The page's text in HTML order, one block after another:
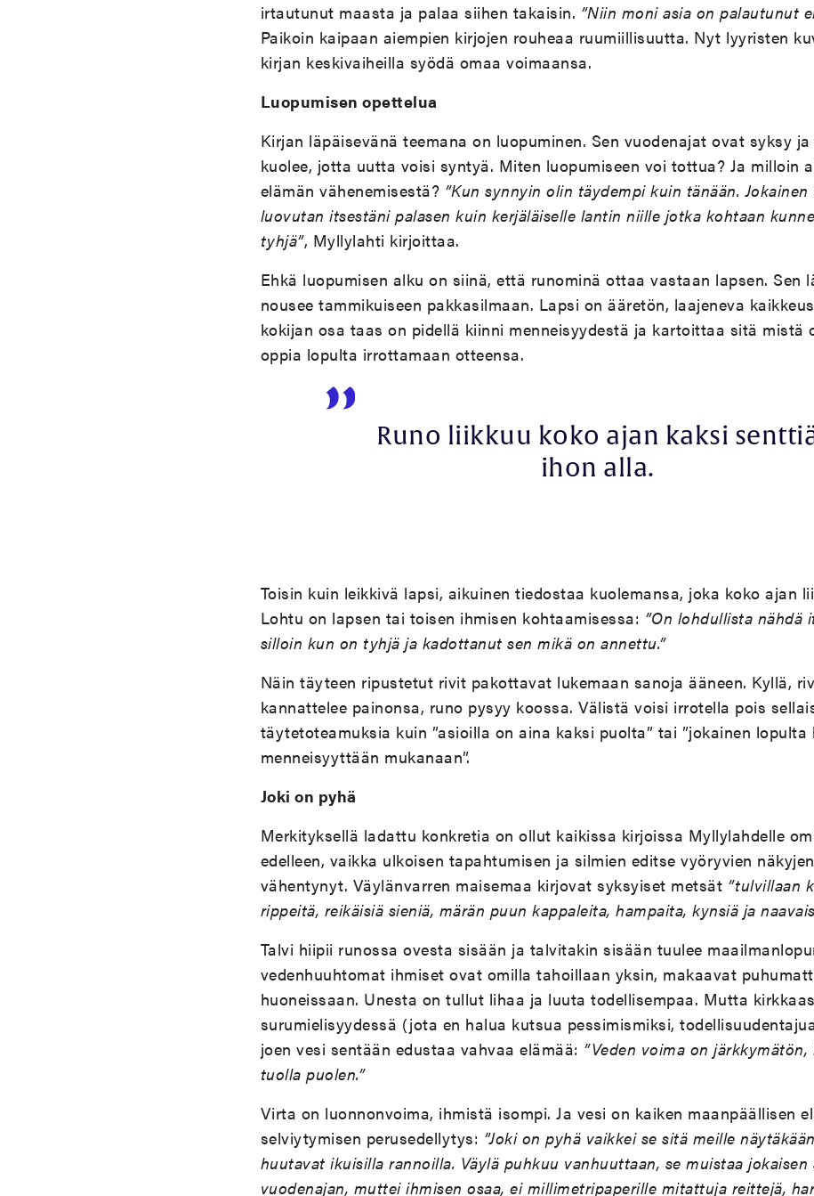
irtautunut maasta ja palaa siihen takaisin. ”Niin moni asia on palautunut
Paikoin kaipaan aiempien kirjojen rouheaa ruumiillisuutta. Nyt lyyristen
kirjan keskivaiheilla syödä omaa voimaansa.
Luopumisen opettelua
Kirjan läpäisevänä teemana on luopuminen. Sen vuodenajat ovat syksy
kuolee, jotta uutta voisi syntyä. Miten luopumiseen voi tottua? Ja milloin
elämän vähenemisestä? ”Kun synnyin olin täydempi kuin tänään.
luovutan itsestäni palasen kuin kerjäläiselle lantin niille jotka kohtaan
tyhjä”, Myllylahti kirjoittaa.
Ehkä luopumisen alku on siinä, että runominä ottaa vastaan lapsen. Sen
nousee tammikuiseen pakkasilmaan. Lapsi on ääretön, laajeneva
kokijan osa taas on pidellä kiinni menneisyydestä ja kartoittaa sitä mistä
oppia lopulta irrottamaan otteensa.
Runo liikkuu koko ajan kaksi
ihon alla.
Toisin kuin leikkivä lapsi, aikuinen tiedostaa kuolemansa, joka koko ajan
Lohtu on lapsen tai toisen ihmisen kohtaamisessa: ”On lohdullista nähdä
silloin kun on tyhjä ja kadottanut sen mikä on annettu.”
Näin täyteen ripustetut rivit pakottavat lukemaan sanoja ääneen. Kyllä,
kannattelee painonsa, runo pysyy koossa. Välistä voisi irrotella pois
täytetoteamuksia kuin ”asioilla on aina kaksi puolta” tai ”jokainen lopulta
menneisyyttään mukanaan”.
Joki on pyhä
Merkityksellä ladattu konkretia on ollut kaikissa kirjoissa Myllylahdelle
edelleen, vaikka ulkoisen tapahtumisen ja silmien editse vyöryvien
vähentynyt. Väylänvarren maisemaa kirjovat syksyiset metsät ”tulvillaan
rippeitä, reikäisiä sieniä, märän puun kappaleita, hampaita, kynsiä ja
Talvi hiipii runossa ovesta sisään ja talvitakin sisään tuulee
vedenhuuhtomat ihmiset ovat omilla tahoillaan yksin, makaavat
huoneissaan. Unesta on tullut lihaa ja luuta todellisempaa. Mutta
surumielisyydessä (jota en halua kutsua pessimismiksi,
joen vesi sentään edustaa vahvaa elämää: ”Veden voima on järkkymätön,
tuolla puolen.”
Virta on luonnonvoima, ihmistä isompi. Ja vesi on kaiken maanpäällisen
selviytymisen perusedellytys: ”Joki on pyhä vaikkei se sitä meille
huutavat ikuisilla rannoilla. Väylä puhkuu vanhuuttaan, se muistaa jokaisen
vuodenajan, muttei ihmisen osaa, ei millimetripaperille mitattuja reittejä,